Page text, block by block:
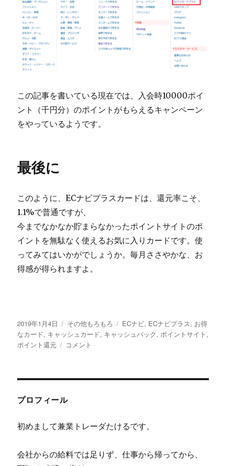
この記事を書いている現在では、入会時10000ポイ
ント（千円分）のポイントがもらえるキャンペーン
をやっているようです。
最後に
このように、ECナビプラスカードは、還元率こそ、
1.1%で普通ですが、
今までなかなか貯まらなかったポイントサイトのポ
イントを無駄なく使えるお気に入りカードです。使
ってみてはいかがでしょうか。毎月ささやかな、お
得感が得られますよ。
投
稿
日:
2019年1月4日
カ
テ
ゴ
その他もろもろ
タ
グ
ECナビ, ECナビプラス, お得
なカード, キャッシュカード, キャッシュバック,ポイントサイト ,
ポイント還元
EC
カ
ド
ス
ち
ょ
コメント
プロフィール
初めまして兼業トレーダたけるです。
会社からの給料では足りず、仕事から帰ってから、